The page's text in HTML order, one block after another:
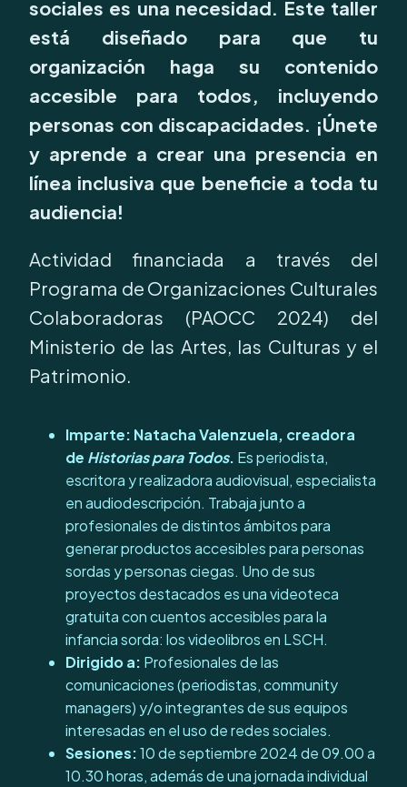
sociales es una necesidad. Este taller
está diseñado para que tu
organización haga su contenido
accesible para todos, incluyendo
personas con discapacidades. ¡Únete
y aprende a crear una presencia en
línea inclusiva que beneficie a toda tu
audiencia!
Actividad financiada a través del
Programa de Organizaciones Culturales
Colaboradoras (PAOCC 2024) del
Ministerio de las Artes, las Culturas y el
Patrimonio.
Imparte: Natacha Valenzuela, creadora
de Historias para Todos. Es periodista,
escritora y realizadora audiovisual, especialista
en audiodescripción. Trabaja junto a
profesionales de distintos ámbitos para
generar productos accesibles para personas
sordas y personas ciegas. Uno de sus
proyectos destacados es una videoteca
gratuita con cuentos accesibles para la
infancia sorda: los videolibros en LSCH.
Dirigido a: Profesionales de las
comunicaciones (periodistas, community
managers) y/o integrantes de sus equipos
interesadas en el uso de redes sociales.
Sesiones:10 de septiembre 2024 de 09.00 a
10.30 horas, además de una jornada individual